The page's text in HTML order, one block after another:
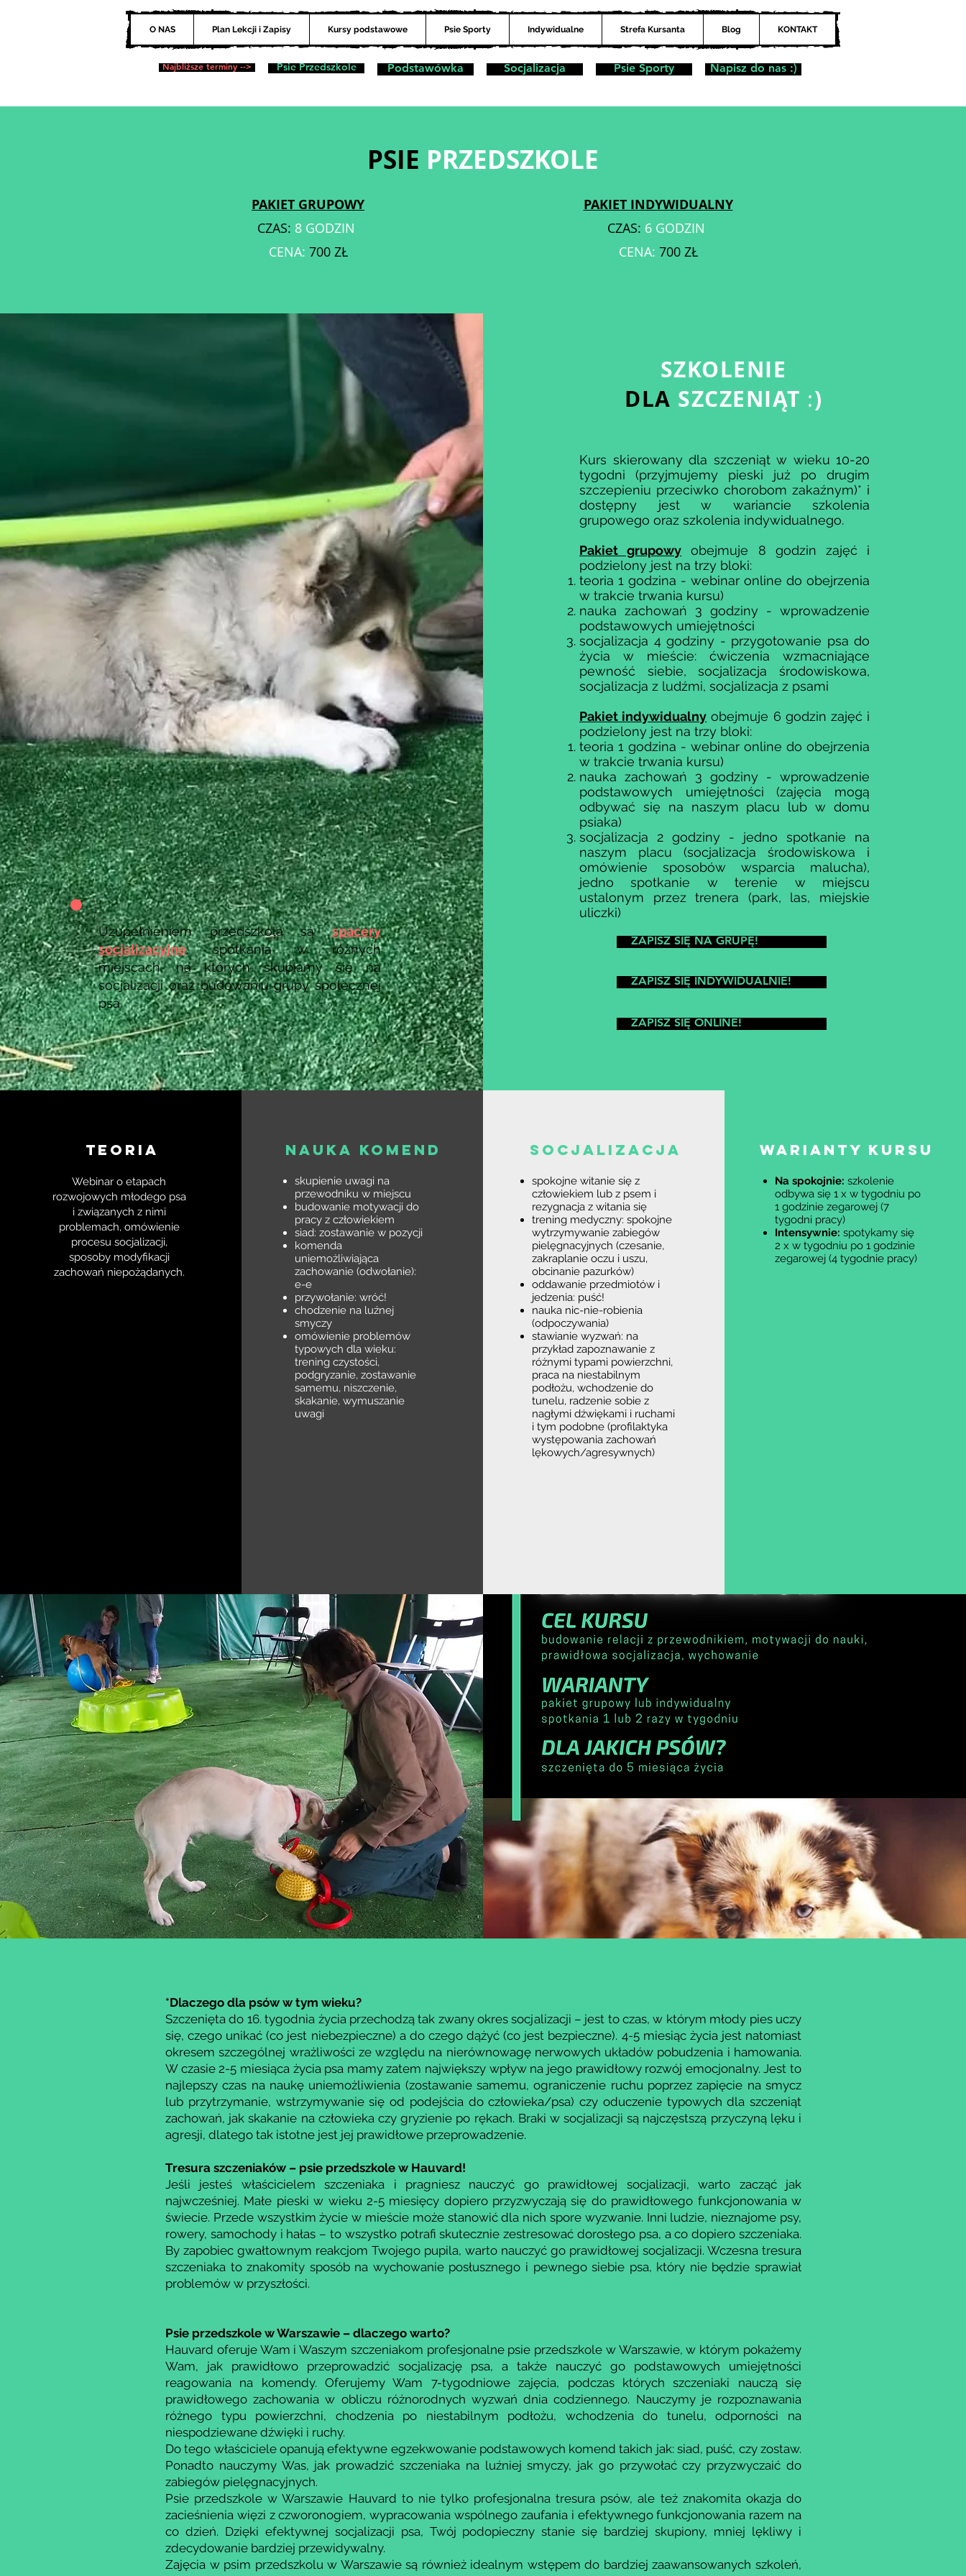
O NAS Plan Lekcji i Zapisy Kursy podstawowe Psie Sporty Indywidualne Strefa Kursanta Blog KONTAKT
Najbliższe terminy --> Psie Przedszkole Podstawówka Socjalizacja Psie Sporty Napisz do nas :)
Uzupełnieniem przedszkola sąspacery
socjalizacyjne: spotkania w różnych
miejscach, na których skupiamy się na
socjalizacji oraz budowaniu grupy społecznej
psa.
SZKOLENIE
DLA SZCZENIĄT :)
Kurs skierowany dla szczeniąt w wieku 10-20
tygodni (przyjmujemy pieski już po drugim
szczepieniu przeciwko chorobom zakaźnym)* i
dostępny jest w wariancie szkolenia
grupowego oraz szkolenia indywidualnego.
Pakiet grupowy obejmuje 8 godzin zajęć i
podzielony jest na trzy bloki:​
teoria 1 godzina - webinar online do obejrzenia
w trakcie trwania kursu)
nauka zachowań 3 godziny - wprowadzenie
podstawowych umiejętności
socjalizacja 4 godziny - przygotowanie psa do
życia w mieście​: ćwiczenia wzmacniające
pewność siebie, socjalizacja środowiskowa,
socjalizacja z ludźmi, socjalizacja z psami
Pakiet indywidualny obejmuje 6 godzin zajęć i
podzielony jest na trzy bloki:
teoria 1 godzina - webinar online do obejrzenia
w trakcie trwania kursu)
nauka zachowań 3 godziny - wprowadzenie
podstawowych umiejętności (zajęcia mogą
odbywać się na naszym placu lub w domu
psiaka)
socjalizacja 2 godziny - jedno spotkanie na
naszym placu (socjalizacja środowiskowa i
omówienie sposobów wsparcia malucha),
jedno spotkanie w terenie w miejscu
ustalonym przez trenera (park, las, miejskie
uliczki)
ZAPISZ SIĘ NA GRUPĘ!
ZAPISZ SIĘ INDYWIDUALNIE!
ZAPISZ SIĘ ONLINE!
PSIE PRZEDSZKOLE
PAKIET GRUPOWY
CZAS: 8 GODZIN
CENA: 700ZŁ
PAKIET INDYWIDUALNY
CZAS: 6 GODZIN
CENA: 700ZŁ
TEORIA
Webinar o etapach
rozwojowych młodego psa
i związanych z nimi
problemach, omówienie
procesu socjalizacji,
sposoby modyfikacji
zachowań niepożądanych.
NAUKA KOMEND
skupienie uwagi na
przewodniku​ w miejscu
budowanie motywacji do
pracy z człowiekiem
siad: zostawanie w pozycji
komenda
uniemożliwiająca
zachowanie (odwołanie):
e-e
przywołanie: wróć!
chodzenie na luźnej
smyczy
omówienie problemów
typowych dla wieku:
trening czystości,
podgryzanie, zostawanie
samemu, niszczenie,
skakanie, wymuszanie
uwagi
SOCJALIZACJA
spokojne witanie się z
człowiekiem lub z psem i
rezygnacja z witania się
trening medyczny: spokojne
wytrzymywanie zabiegów
pielęgnacyjnych (czesanie,
zakraplanie oczu i uszu,
obcinanie pazurków)
oddawanie przedmiotów i
jedzenia: puść!
nauka nic-nie-robienia
(odpoczywania)
stawianie wyzwań: na
przykład zapoznawanie z
różnymi typami powierzchni,
praca na niestabilnym
podłożu, wchodzenie do
tunelu, radzenie sobie z
nagłymi dźwiękami i ruchami
i tym podobne (profilaktyka
występowania zachowań
lękowych/agresywnych)
WARIANTY KURSU
Na spokojnie: szkolenie
odbywa się 1 x w tygodniu po
1 godzinie zegarowej (7
tygodni pracy)
Intensywnie: spotykamy się
2 x w tygodniu po 1 godzinie
zegarowej (4 tygodnie pracy)
*Dlaczego dla psów w tym wieku?
Szczenięta do 16. tygodnia życia przechodzą tak zwany okres socjalizacji – jest to czas, w którym młody pies uczy
się, czego unikać (co jest niebezpieczne) a do czego dążyć (co jest bezpieczne). 4-5 miesiąc życia jest natomiast
okresem szczególnej wrażliwości ze względu na nierównowagę nerwowych układów pobudzenia i hamowania.
W czasie 2-5 miesiąca życia psa mamy zatem największy wpływ na jego prawidłowy rozwój emocjonalny. Jest to
najlepszy czas na naukę uniemożliwienia (zostawanie samemu, ograniczenie ruchu poprzez zapięcie na smycz
lub przytrzymanie, wstrzymywanie się od podejścia do człowieka/psa) czy oduczenie typowych dla szczeniąt
zachowań, jak skakanie na człowieka czy gryzienie po rękach. Braki w socjalizacji są najczęstszą przyczyną lęku i
agresji, dlatego tak istotne jest jej prawidłowe przeprowadzenie.
Tresura szczeniaków – psie przedszkole w Hauvard!
Jeśli jesteś właścicielem szczeniaka i pragniesz nauczyć go prawidłowej socjalizacji, warto zacząć jak
najwcześniej. Małe pieski w wieku 2-5 miesięcy dopiero przyzwyczają się do prawidłowego funkcjonowania w
świecie. Przede wszystkim życie w mieście może stanowić dla nich spore wyzwanie. Inni ludzie, nieznajome psy,
rowery, samochody i hałas – to wszystko potrafi skutecznie zestresować dorosłego psa, a co dopiero szczeniaka.
By zapobiec gwałtownym reakcjom Twojego pupila, warto nauczyć go prawidłowej socjalizacji. Wczesna tresura
szczeniaka to znakomity sposób na wychowanie posłusznego i pewnego siebie psa, który nie będzie sprawiał
problemów w przyszłości.
Psie przedszkole w Warszawie – dlaczego warto?
Hauvard oferuje Wam i Waszym szczeniakom profesjonalne psie przedszkole w Warszawie, w którym pokażemy
Wam, jak prawidłowo przeprowadzić socjalizację psa, a także nauczyć go podstawowych umiejętności
reagowania na komendy. Oferujemy Wam 7-tygodniowe zajęcia, podczas których szczeniaki nauczą się
prawidłowego zachowania w obliczu różnorodnych wyzwań dnia codziennego. Nauczymy je rozpoznawania
różnego typu powierzchni, chodzenia po niestabilnym podłożu, wchodzenia do tunelu, odporności na
niespodziewane dźwięki i ruchy.
Do tego właściciele opanują efektywne egzekwowanie podstawowych komend takich jak: siad, puść, czy zostaw.
Ponadto nauczymy Was, jak prowadzić szczeniaka na luźniej smyczy, jak go przywołać czy przyzwyczaić do
zabiegów pielęgnacyjnych.
Psie przedszkole w Warszawie Hauvard to nie tylko profesjonalna tresura psów, ale też znakomita okazja do
zacieśnienia więzi z czworonogiem, wypracowania wspólnego zaufania i efektywnego funkcjonowania razem na
co dzień. Dzięki efektywnej socjalizacji psa, Twój podopieczny stanie się bardziej skupiony, mniej lękliwy i
zdecydowanie bardziej przewidywalny.
Zajęcia w psim przedszkolu w Warszawie są również idealnym wstępem do bardziej zaawansowanych szkoleń,